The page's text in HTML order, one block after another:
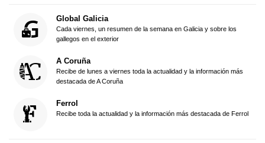
Global Galicia
Cada viernes, un resumen de la semana en Galicia y sobre los
gallegos en el exterior
A Coruña
Recibe de lunes a viernes toda la actualidad y la información más
destacada de A Coruña
Ferrol
Recibe toda la actualidad y la información más destacada de Ferrol